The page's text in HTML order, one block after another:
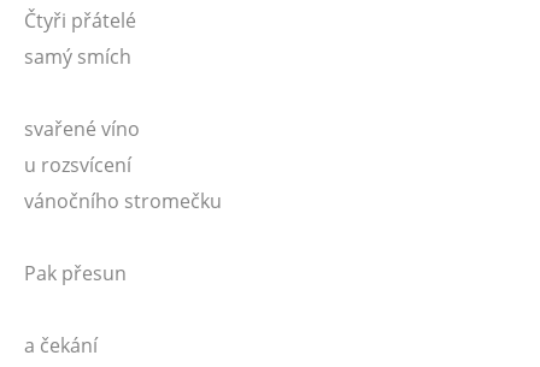
Čtyři přátelé
samý smích
svařené víno
u rozsvícení
vánočního stromečku
Pak přesun
a čekání